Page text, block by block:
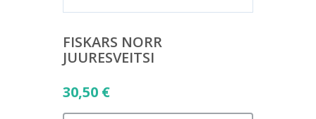
FISKARS NORR
JUURESVEITSI
30,50 €